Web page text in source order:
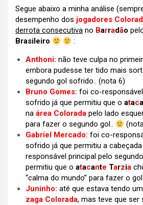
Segue abaixo a minha análise
desempenho dos jogadores
derrota consecutiva no Barradão
Brasileiro
:
Anthoni: não teve culpa no
embora pudesse ter tido mais
segundo gol sofrido.. (nota 6)
Bruno Gomes: foi co-
sofrido já que permitiu que o ataca
na área Colorada pelo lado
para fazer o segundo gol..
Gabriel Mercado: foi co-
sofrido já que permitiu a
responsável principal pelo
permitiu que o atacante Tarzia
“calma do mundo” para fazer o
Juninho: até que estava tendo
zaga Colorada, mas teve que ser